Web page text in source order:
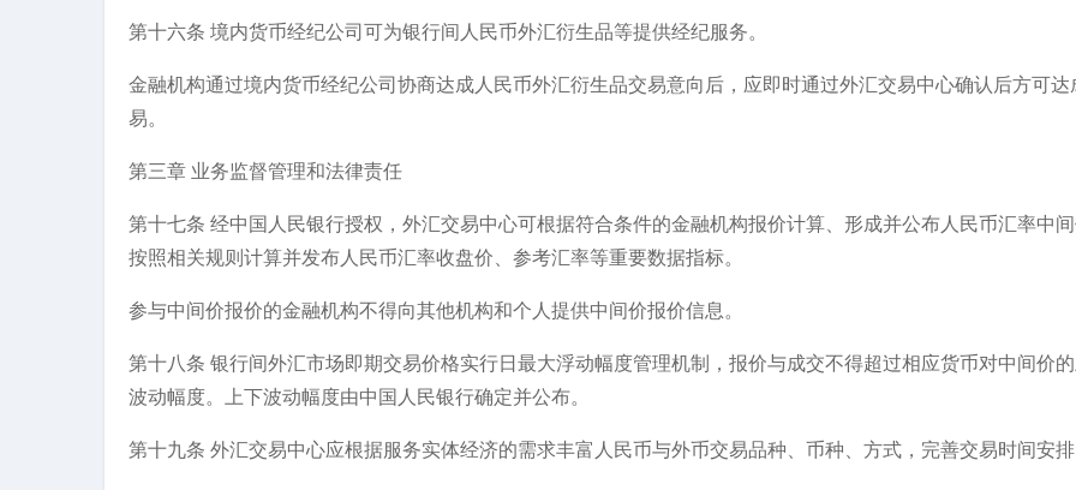
第十六条 境内货币经纪公司可为银行间人民币外汇衍生品等提供经纪服务。
金融机构通过境内货币经纪公司协商达成人民币外汇衍生品交易意向后，应即时通过外汇交易中心确认后方可达
易。
第三章 业务监督管理和法律责任
第十七条 经中国人民银行授权，外汇交易中心可根据符合条件的金融机构报价计算、形成并公布人民币汇率中间
按照相关规则计算并发布人民币汇率收盘价、参考汇率等重要数据指标。
参与中间价报价的金融机构不得向其他机构和个人提供中间价报价信息。
第十八条 银行间外汇市场即期交易价格实行日最大浮动幅度管理机制，报价与成交不得超过相应货币对中间价
波动幅度。上下波动幅度由中国人民银行确定并公布。
第十九条 外汇交易中心应根据服务实体经济的需求丰富人民币与外币交易品种、币种、方式，完善交易时间安排